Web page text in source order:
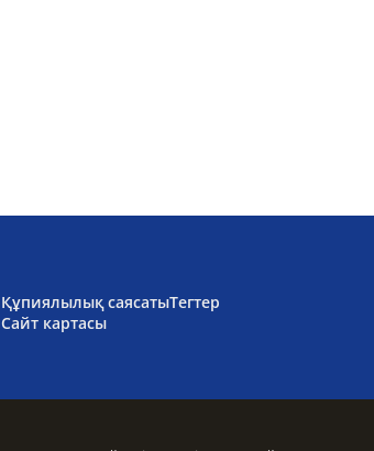
Құпиялылық саясатыТегтер
Сайт картасы